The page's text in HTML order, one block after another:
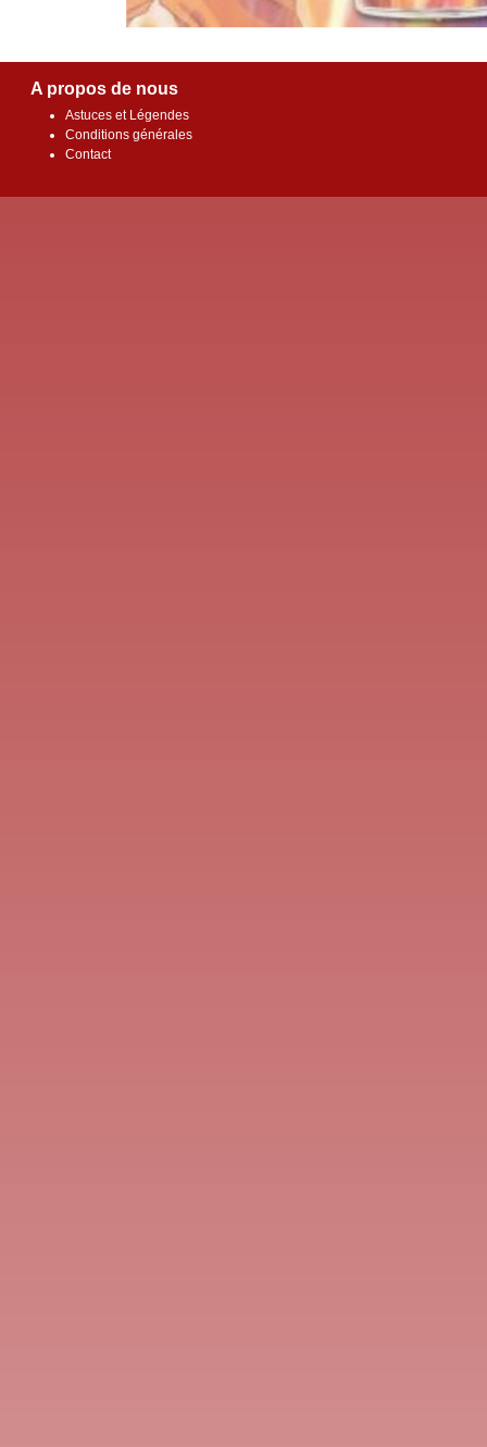
A propos de nous
Astuces et Légendes
Conditions générales
Contact